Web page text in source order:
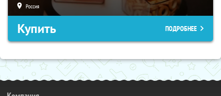
Россия
Купить ПОДРОБНЕЕ